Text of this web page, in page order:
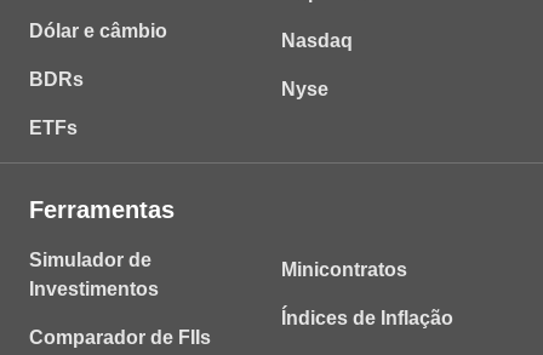
Dólar e câmbio
BDRs
ETFs
Nasdaq
Nyse
Ferramentas
Simulador de
Investimentos
Comparador de FIIs
Minicontratos
Índices de Inflação